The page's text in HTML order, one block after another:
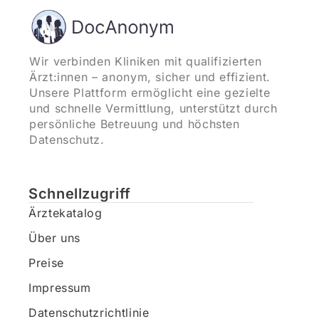
Wir verbinden Kliniken mit qualifizierten
Ärzt:innen – anonym, sicher und effizient.
Unsere Plattform ermöglicht eine gezielte
und schnelle Vermittlung, unterstützt durch
persönliche Betreuung und höchsten
Datenschutz.
Schnellzugriff
Ärztekatalog
Über uns
Preise
Impressum
Datenschutzrichtlinie